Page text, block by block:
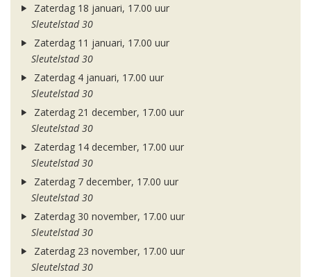
Zaterdag 18 januari, 17.00 uur
Sleutelstad 30
Zaterdag 11 januari, 17.00 uur
Sleutelstad 30
Zaterdag 4 januari, 17.00 uur
Sleutelstad 30
Zaterdag 21 december, 17.00 uur
Sleutelstad 30
Zaterdag 14 december, 17.00 uur
Sleutelstad 30
Zaterdag 7 december, 17.00 uur
Sleutelstad 30
Zaterdag 30 november, 17.00 uur
Sleutelstad 30
Zaterdag 23 november, 17.00 uur
Sleutelstad 30